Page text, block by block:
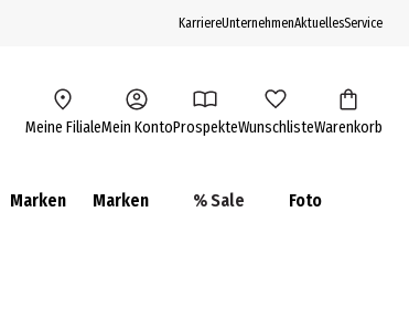
KarriereUnternehmenAktuellesService
Meine FilialeMein KontoProspekteWunschlisteWarenkorb
Marken Marken % Sale Foto